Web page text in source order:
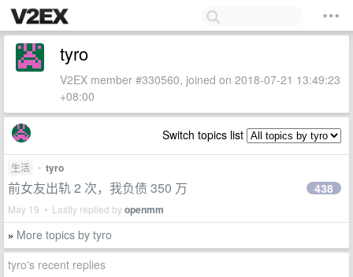
tyro
V2EX member #330560, joined on 2018-07-21 13:49:23
+08:00
Switch topics list
生活 • tyro
前女友出轨 2 次，我负债 350 万
May 19 • Lastly replied byopenmm
438
» More topics by tyro
tyro's recent replies